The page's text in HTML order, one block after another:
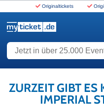
Originaltickets
Jetzt in über 25.000 Events
ZURZEIT GIBT ES
IMPERIAL